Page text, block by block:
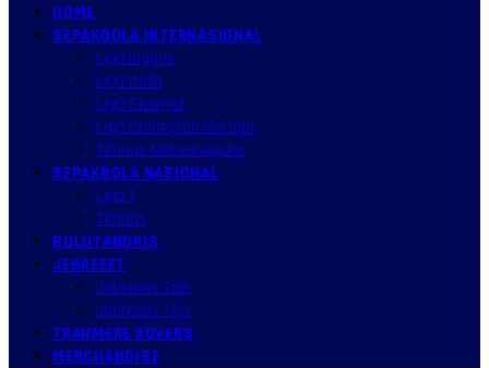
HOME
SEPAKBOLA INTERNASIONAL
Liga Inggris
Liga Italia
Liga Spanyol
Liga Champion/Europa
Timnas Mancanegara
SEPAKBOLA NASIONAL
Liga 1
Timnas
BULUTANGKIS
JEBREEET
Jebreeet Talk
Jebreeet Tips
TRANMERE ROVERS
MERCHANDISE